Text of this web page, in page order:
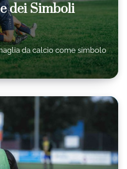
dei Simboli
da calcio come simbolo